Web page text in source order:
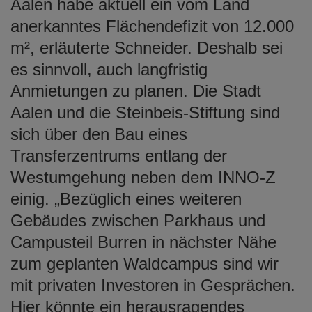
Aalen habe aktuell ein vom Land
anerkanntes Flächendefizit von 12.000
m², erläuterte Schneider. Deshalb sei
es sinnvoll, auch langfristig
Anmietungen zu planen. Die Stadt
Aalen und die Steinbeis-Stiftung sind
sich über den Bau eines
Transferzentrums entlang der
Westumgehung neben dem INNO-Z
einig. „Bezüglich eines weiteren
Gebäudes zwischen Parkhaus und
Campusteil Burren in nächster Nähe
zum geplanten Waldcampus sind wir
mit privaten Investoren in Gesprächen.
Hier könnte ein herausragendes